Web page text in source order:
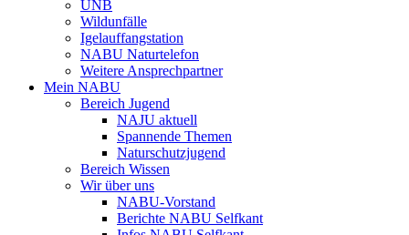
UNB
Wildunfälle
Igelauffangstation
NABU Naturtelefon
Weitere Ansprechpartner
Mein NABU
Bereich Jugend
NAJU aktuell
Spannende Themen
Naturschutzjugend
Bereich Wissen
Wir über uns
NABU-Vorstand
Berichte NABU Selfkant